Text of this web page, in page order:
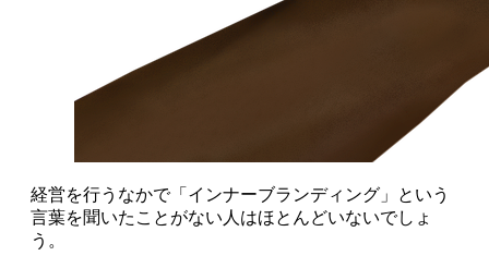
経営を行うなかで「インナーブランディング」という
言葉を聞いたことがない人はほとんどいないでしょ
う。